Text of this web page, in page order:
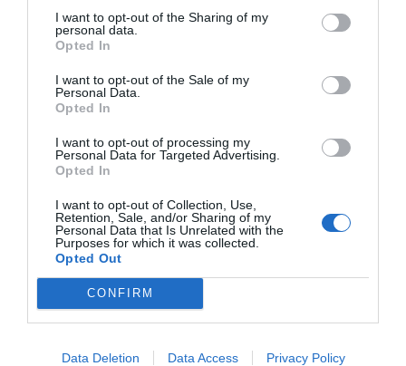
I want to opt-out of the Sharing of my
personal data.
Opted In
I want to opt-out of the Sale of my
Personal Data.
Opted In
I want to opt-out of processing my
Personal Data for Targeted Advertising.
Opted In
I want to opt-out of Collection, Use,
Retention, Sale, and/or Sharing of my
Personal Data that Is Unrelated with the
Purposes for which it was collected.
Opted Out
CONFIRM
Data Deletion Data Access Privacy Policy
Fryst Hallondaiquiri
Fryst hallondaiquiri eller frozen raspberrydaiquiri
blir färglad och läskande. En halloncocktail eller...
RECEPT